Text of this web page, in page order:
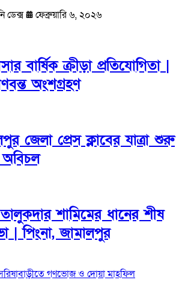
ডেক্স ফেব্রুয়ারি ৬, ২০২৬
বার্ষিক ক্রীড়া প্রতিযোগিতা |
অংশগ্রহণ
জেলা প্রেস ক্লাবের যাত্রা শুরু
শামিমের ধানের শীষ
| পিংনা, জামালপুর
গণভোজ ও দোয়া মাহফিল